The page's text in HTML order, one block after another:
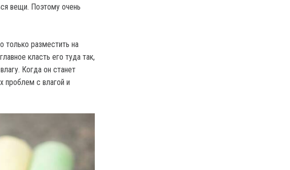
вещи. Поэтому очень
только разместить на
класть его туда так,
Когда он станет
проблем с влагой и